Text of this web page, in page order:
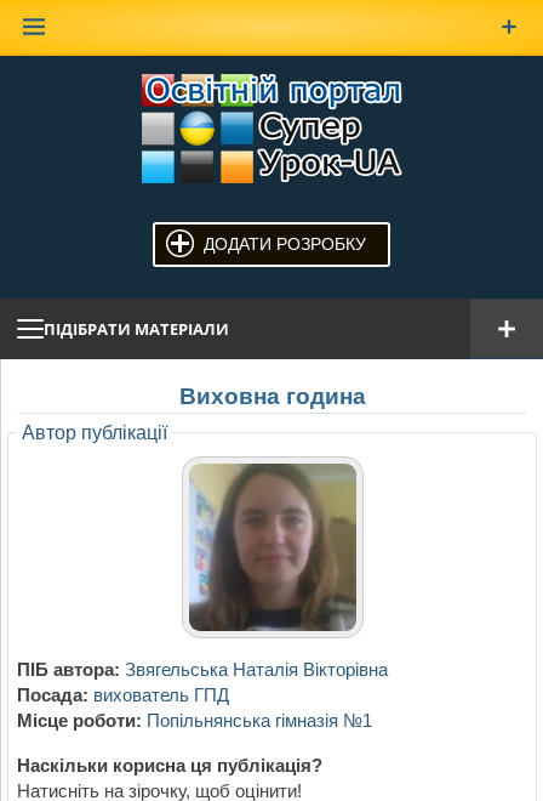
ДОДАТИ РОЗРОБКУ
ПІДІБРАТИ МАТЕРІАЛИ
Виховна година
Автор публікації
ПІБ автора: Звягельська Наталія Вікторівна
Посада: вихователь ГПД
Місце роботи: Попільнянська гімназія №1
Наскільки корисна ця публікація?
Натисніть на зірочку, щоб оцінити!